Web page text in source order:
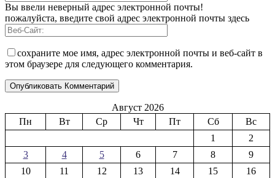
Вы ввели неверный адрес электронной почты!
пожалуйста, введите свой адрес электронной почты здесь
сохраните мое имя, адрес электронной почты и веб-сайт в
этом браузере для следующего комментария.
Август 2026
Пн
Вт Ср Чт Пт Сб
Вс
1
2
3
4 5 6 7 8
9
10
11 12 13 14 15
16